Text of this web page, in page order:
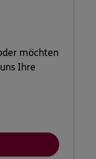
möchten
Ihre